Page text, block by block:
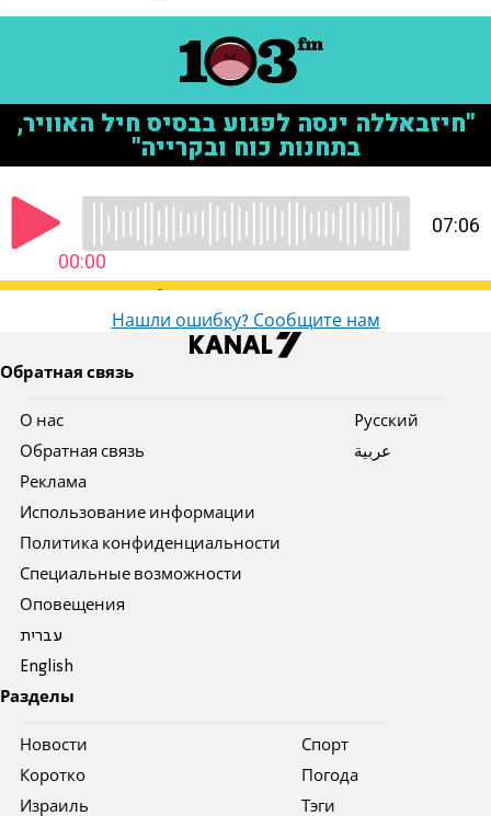
Нашли ошибку? Сообщите нам
Обратная связь
О нас
Обратная связь
Реклама
Использование информации
Политика конфиденциальности
Специальные возможности
Оповещения
עברית
English
Pусский
عربية
Разделы
Новости
Коротко
Израиль
Спорт
Погода
Тэги